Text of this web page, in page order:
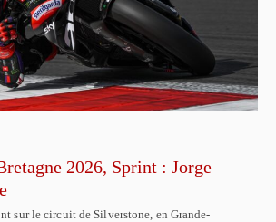
2026, Sprint : Jorge
sur le circuit de Silverstone, en Grande-